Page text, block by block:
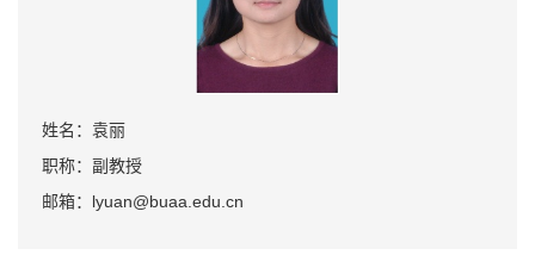
姓名：袁丽
职称：副教授
邮箱：lyuan@buaa.edu.cn